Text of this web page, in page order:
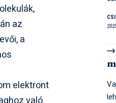
az
a
elektront